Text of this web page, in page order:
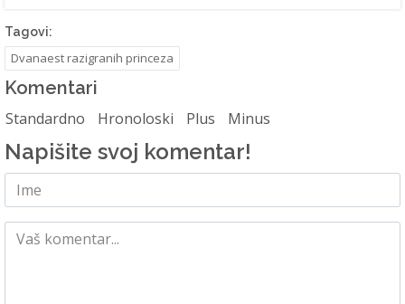
Tagovi:
Dvanaest razigranih princeza
Komentari
Standardno Hronoloski Plus Minus
Napišite svoj komentar!